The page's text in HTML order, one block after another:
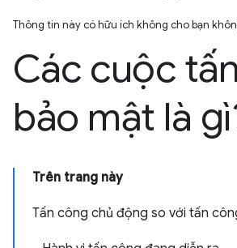
Thông tin này có hữu ích không cho bạn
Các cuộc
bảo mật là
Trên trang này
Tấn công chủ động so với tấn